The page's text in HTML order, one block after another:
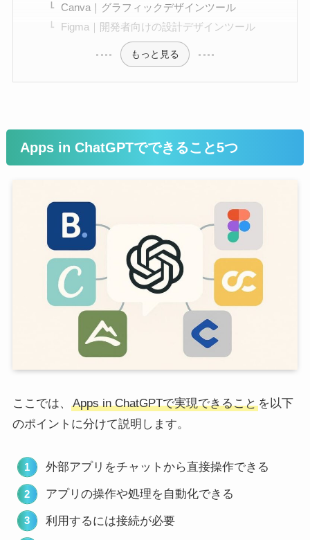
Canva｜グラフィックデザインツール
Figma｜開発者向けの設計デザインツール
もっと見る
Apps in ChatGPTでできること5つ
ここでは、 Apps in ChatGPTで実現できることを以下
のポイントに分けて説明します。
外部アプリをチャットから直接操作できる
アプリの操作や処理を自動化できる
利用するには接続が必要